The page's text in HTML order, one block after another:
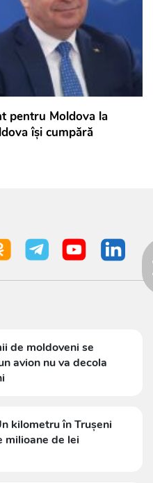
pentru Moldova la
își cumpără
de moldoveni se
avion nu va decola
kilometru în Trușeni
milioane de lei